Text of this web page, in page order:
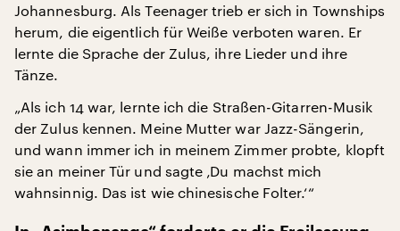
Johannesburg. Als Teenager trieb er sich in Townships
herum, die eigentlich für Weiße verboten waren. Er
lernte die Sprache der Zulus, ihre Lieder und ihre
Tänze.
„Als ich 14 war, lernte ich die Straßen-Gitarren-Musik
der Zulus kennen. Meine Mutter war Jazz-Sängerin,
und wann immer ich in meinem Zimmer probte, klopft
sie an meiner Tür und sagte ‚Du machst mich
wahnsinnig. Das ist wie chinesische Folter.‘“